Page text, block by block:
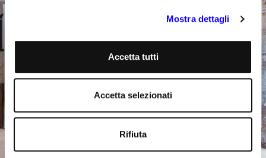
Mostra dettagli
Accetta tutti
Accetta selezionati
Rifiuta